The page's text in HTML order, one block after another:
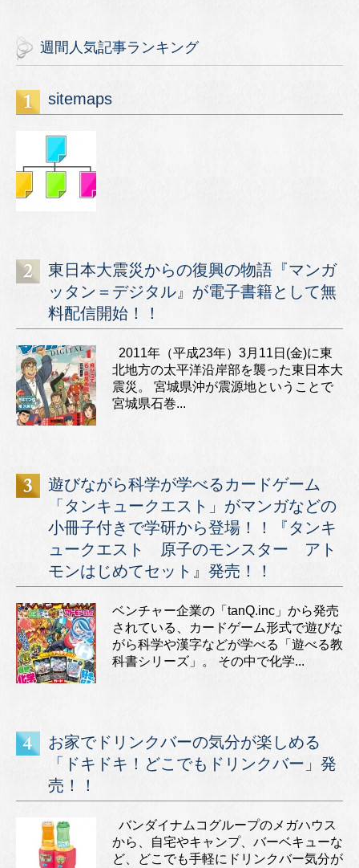
週間人気記事ランキング
sitemaps
東日本大震災からの復興の物語『マンガ
ッタン＝デジタル』が電子書籍として無
料配信開始！！
2011年（平成23年）3月11日(金)に東
北地方の太平洋沿岸部を襲った東日本大
震災。 宮城県沖が震源地ということで
宮城県石巻...
遊びながら科学が学べるカードゲーム
「タンキュークエスト」がマンガなどの
小冊子付きで学研から登場！！『タンキ
ュークエスト 原子のモンスター アト
モンはじめてセット』発売！！
ベンチャー企業の「tanQ.inc」から発売
されている、カードゲーム形式で遊びな
がら科学や漢字などが学べる「遊べる教
科書シリーズ」。 その中で化学...
お家でドリンクバーの気分が楽しめる
「ドキドキ！どこでもドリンクバー」発
売！！
バンダイナムコグループのメガハウス
から、自宅やキャンプ、バーベキューな
ど、どこでも手軽にドリンクバー気分が